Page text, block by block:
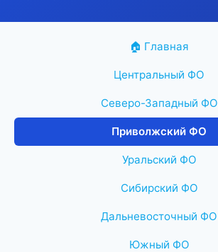
🏠 Главная
Центральный ФО
Северо-Западный ФО
Приволжский ФО
Уральский ФО
Сибирский ФО
Дальневосточный ФО
Южный ФО